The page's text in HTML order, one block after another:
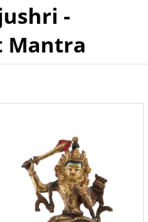
-
Mantra